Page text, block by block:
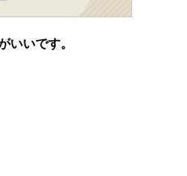
いいです。